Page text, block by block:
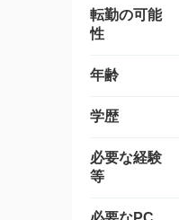
転勤の可能
性
年齢
学歴
必要な経験
等